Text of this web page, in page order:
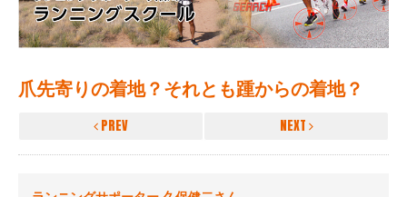
爪先寄りの着地？それとも踵からの着地？
PREV NEXT